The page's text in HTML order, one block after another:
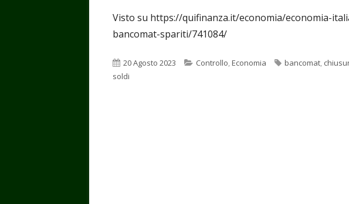
Visto su https://quifinanza.it/economia/economia-
bancomat-spariti/741084/
Pubblicato
20 Agosto 2023 Categorie
Controllo,Economia Tag
bancomat,
soldi